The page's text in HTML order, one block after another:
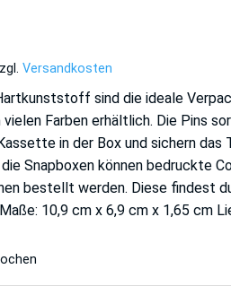
Versandkosten
sind die ideale
Farben erhältlich. Die Pins
in der Box und sichern das
Snapboxen können bedruckte
bestellt werden. Diese findest
10,9 cm x 6,9 cm x 1,65 cm